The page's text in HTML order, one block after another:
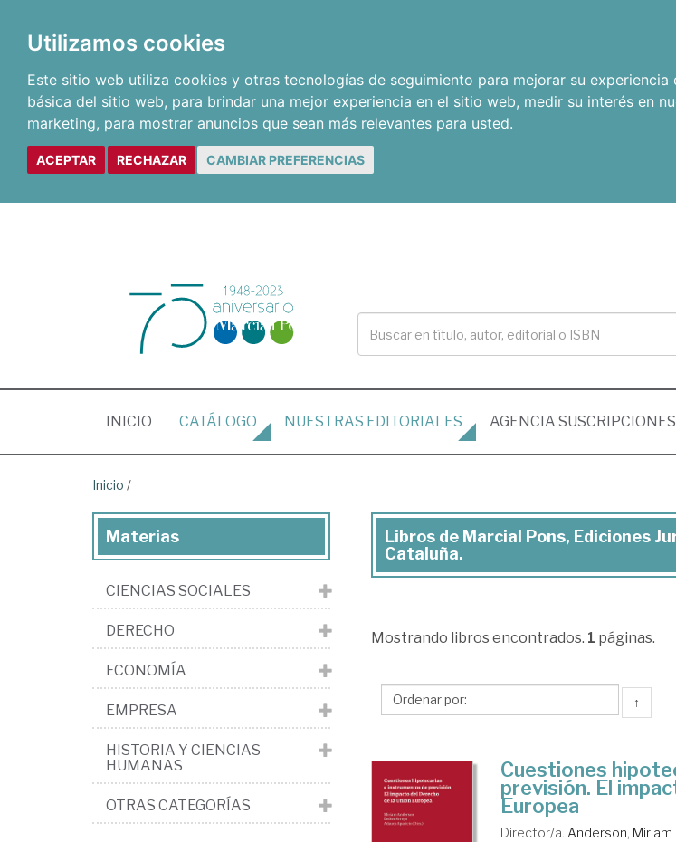
Utilizamos cookies
Este sitio web utiliza cookies y otras tecnologías de seguimiento para mejorar su experiencia
básica del sitio web, para brindar una mejor experiencia en el sitio web, medir su interés en
marketing, para mostrar anuncios que sean más relevantes para usted.
ACEPTAR RECHAZAR CAMBIAR PREFERENCIAS
INICIO (CURRENT)
CATÁLOGO NUESTRAS EDITORIALES AGENCIA SUSCRIPCIONES
Inicio /
Marcial
Pons,
Jurídicas
Sociales.
Coleccion:
de
Cataluña.
Libros de Marcial Pons, Ediciones
Cataluña.
Mostrando libros encontrados. 1 páginas.
↑
Cuestiones
previsión. El
Europea
Director/a. Anderson, Miriam
Materias
CIENCIAS SOCIALES
DERECHO
ECONOMÍA
EMPRESA
HISTORIA Y CIENCIAS
HUMANAS
OTRAS CATEGORÍAS